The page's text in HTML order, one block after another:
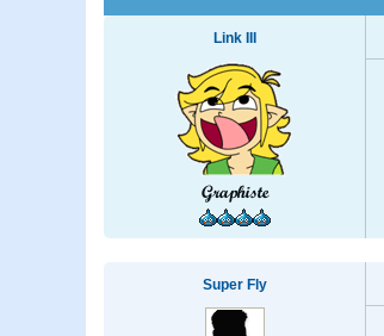
Link III
Graphiste
Super Fly